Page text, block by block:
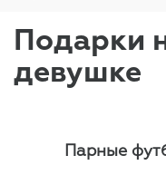
Подарки
девушке
Парные